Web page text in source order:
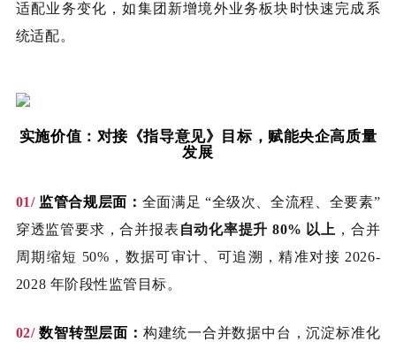
适配业务变化，如集团新增境外业务板块时快速完成系
统适配。
实施价值：对接《指导意见》目标，赋能央企高质量
发展
01/ 监管合规层面： 全面满足 “全级次、全流程、全要素”
穿透监管要求，合并报表 自动化率提升 80% 以上 ，合并
周期缩短 50%，数据可审计、可追溯，精准对接 2026-
2028 年阶段性监管目标。
02/数智转型层面： 构建统一合并数据中台，沉淀标准化